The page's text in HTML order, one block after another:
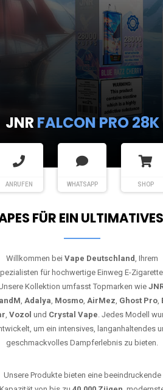
JNR FALCON PRO 28K
ANRUFEN WHATSAPP SHOP
FÜR EIN
Willkommen bei Vape Deutschland, Ihrem
für hochwertige Einweg E-
Kollektion umfasst Topmarken wie
, Adalya, Mosmo, AirMez, Ghost Pro,
, Vozol und Crystal Vape. Jedes Modell
um ein intensives, langanhaltendes
geschmackvolles Dampferlebnis zu bieten.
Unsere Produkte bieten eine beeindruckende